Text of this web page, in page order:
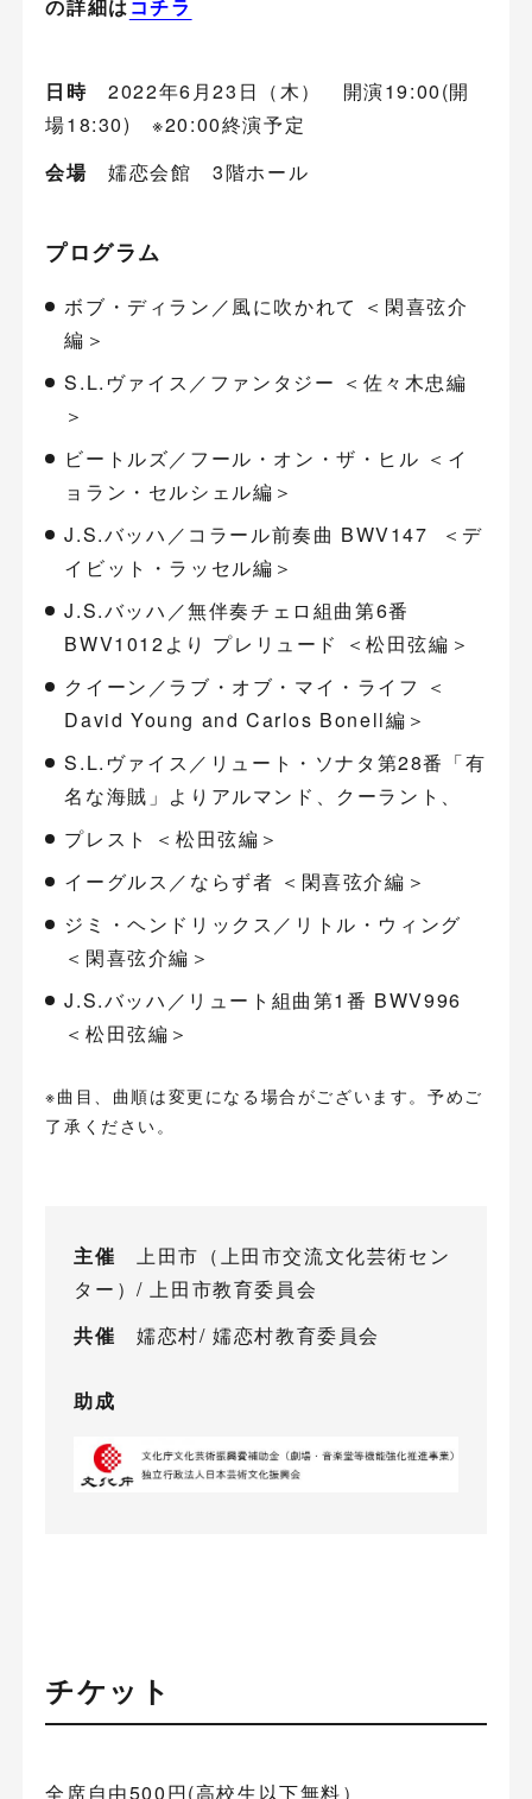
の詳細はコチラ
日時 2022年6月23日（木） 開演19:00(開
場18:30) ※20:00終演予定
会場 嬬恋会館 3階ホール
プログラム
ボブ・ディラン／風に吹かれて ＜閑喜弦介
編＞
S.L.ヴァイス／ファンタジー ＜佐々木忠編
＞
ビートルズ／フール・オン・ザ・ヒル ＜イ
ョラン・セルシェル編＞
J.S.バッハ／コラール前奏曲 BWV147 ＜デ
イビット・ラッセル編＞
J.S.バッハ／無伴奏チェロ組曲第6番
BWV1012より プレリュード ＜松田弦編＞
クイーン／ラブ・オブ・マイ・ライフ ＜
David Young and Carlos Bonell編＞
S.L.ヴァイス／リュート・ソナタ第28番「有
名な海賊」よりアルマンド、クーラント、
プレスト ＜松田弦編＞
イーグルス／ならず者 ＜閑喜弦介編＞
ジミ・ヘンドリックス／リトル・ウィング
＜閑喜弦介編＞
J.S.バッハ／リュート組曲第1番 BWV996
＜松田弦編＞
※曲目、曲順は変更になる場合がございます。予めご
了承ください。
主催 上田市（上田市交流文化芸術セン
ター）/ 上田市教育委員会
共催 嬬恋村/ 嬬恋村教育委員会
助成
チケット
全席自由500円(高校生以下無料）